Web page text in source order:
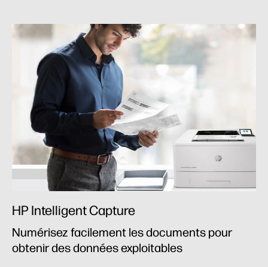
HP Intelligent Capture
Numérisez facilement les documents pour
obtenir des données exploitables